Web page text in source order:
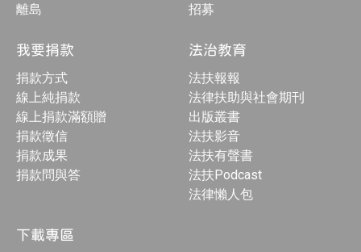
離島
招募
我要捐款
捐款方式
線上純捐款
線上捐款滿額贈
捐款徵信
捐款成果
捐款問與答
法治教育
法扶報報
法律扶助與社會期刊
出版叢書
法扶影音
法扶有聲書
法扶Podcast
法律懶人包
下載專區